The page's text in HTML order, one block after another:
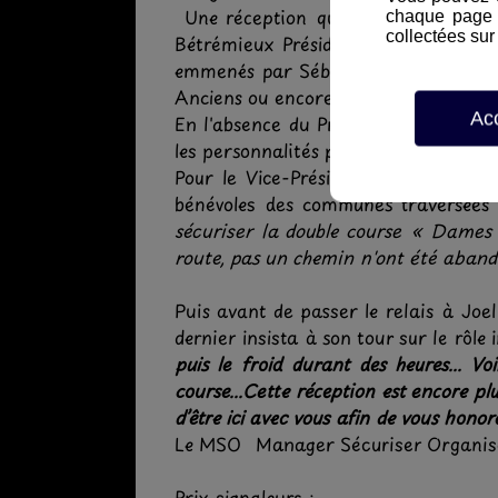
Une réception qui se déroula en
Bétrémieux Président de MSO.
emmenés par Sébastien Vandaële,
Anciens ou encore l’ex Président
En l'absence du Président du GPI,
les personnalités présentes .
Pour le Vice-Président du GPI la
bénévoles des communes
sécuriser la double course «
route, pas un chemin n'ont été
Puis avant de passer le relais à
dernier insista à son tour sur le rôle
puis le froid durant des heures...
course...Cette réception est encore
d’être ici avec vous afin de vous
Le MSO Manager Sécuriser
chaque
collectées